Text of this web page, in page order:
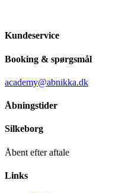
Kundeservice
Booking & spørgsmål
academy@abnikka.dk
Åbningstider
Silkeborg
Åbent efter aftale
Links